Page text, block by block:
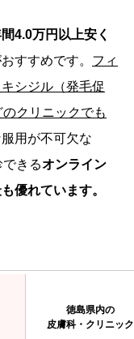
4.0万円以上安く
すすめです。 フィ
シジル（発毛促
クリニックでも
用が不可欠な
きるオンライン
優れています。
徳島県内の
皮膚科・クリニック